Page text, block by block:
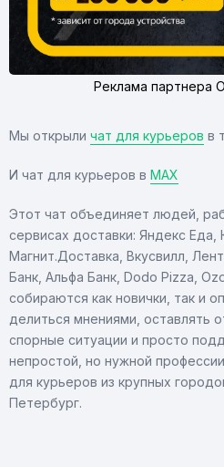
Реклама
Мы открыли чат для курьеров в
И чат для курьеров в МAX
Этот чат объединяет людей,
сервисах доставки: Яндекс Еда,
Магнит.Доставка, Вкусвилл,
Банк, Альфа Банк, Dodo Pizza,
собираются как новички, так и
делиться мнениями, оставлять
спорные ситуации и просто
непростой, но нужной
для курьеров из крупных
Петербург.